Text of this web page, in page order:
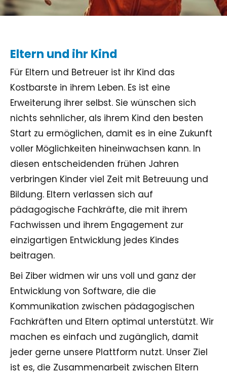
Eltern und ihr Kind
Für Eltern und Betreuer ist ihr Kind das
Kostbarste in ihrem Leben. Es ist eine
Erweiterung ihrer selbst. Sie wünschen sich
nichts sehnlicher, als ihrem Kind den besten
Start zu ermöglichen, damit es in eine Zukunft
voller Möglichkeiten hineinwachsen kann. In
diesen entscheidenden frühen Jahren
verbringen Kinder viel Zeit mit Betreuung und
Bildung. Eltern verlassen sich auf
pädagogische Fachkräfte, die mit ihrem
Fachwissen und ihrem Engagement zur
einzigartigen Entwicklung jedes Kindes
beitragen.
Bei Ziber widmen wir uns voll und ganz der
Entwicklung von Software, die die
Kommunikation zwischen pädagogischen
Fachkräften und Eltern optimal unterstützt. Wir
machen es einfach und zugänglich, damit
jeder gerne unsere Plattform nutzt. Unser Ziel
ist es, die Zusammenarbeit zwischen Eltern